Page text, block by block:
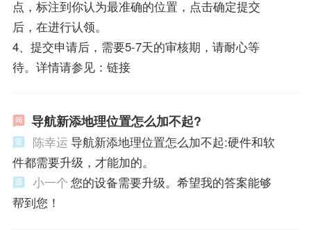
点，标注到你认为最准确的位置，点击确定提交
后，在进行认领。
4、提交申请后，需要5-7天的审核期，请耐心等
待。详情请参见：链接
导航新添地理位置怎么加不起?
陈幸运 导航新添地理位置怎么加不起:硬件和软
件都需要升级，才能加的。
小一个 您的设备需要升级。希望我的答案能够
帮到您！